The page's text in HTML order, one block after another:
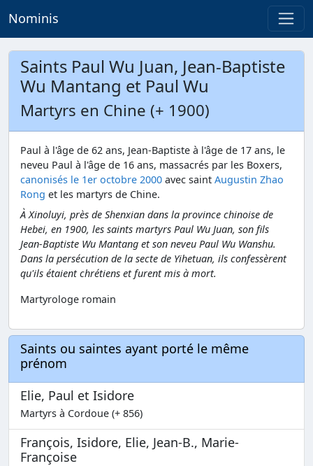
Nominis
Saints Paul Wu Juan, Jean-Baptiste
Wu Mantang et Paul Wu
Martyrs en Chine (+ 1900)
Paul à l'âge de 62 ans, Jean-Baptiste à l'âge de 17 ans, le
neveu Paul à l'âge de 16 ans, massacrés par les Boxers,
canonisés le 1er octobre 2000 avec saint Augustin Zhao
Rong et les martyrs de Chine.
À Xinoluyi, près de Shenxian dans la province chinoise de
Hebei, en 1900, les saints martyrs Paul Wu Juan, son fils
Jean-Baptiste Wu Mantang et son neveu Paul Wu Wanshu.
Dans la persécution de la secte de Yihetuan, ils confessèrent
qu'ils étaient chrétiens et furent mis à mort.
Martyrologe romain
Saints ou saintes ayant porté le même
prénom
Elie, Paul et Isidore
Martyrs à Cordoue (+ 856)
François, Isidore, Elie, Jean-B., Marie-
Françoise